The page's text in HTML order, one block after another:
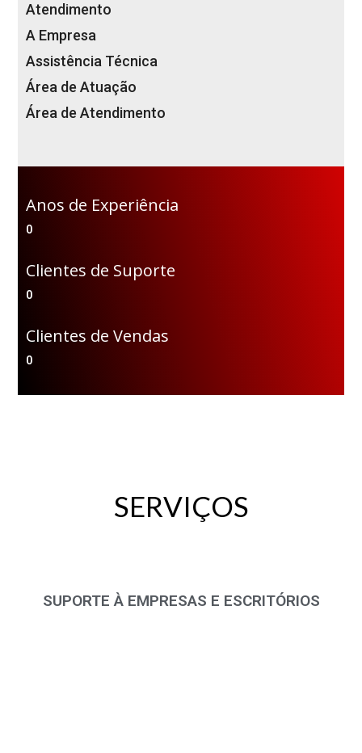
Atendimento
A Empresa
Assistência Técnica
Área de Atuação
Área de Atendimento
Anos de Experiência
0
Clientes de Suporte
0
Clientes de Vendas
0
SERVIÇOS
SUPORTE À EMPRESAS E ESCRITÓRIOS